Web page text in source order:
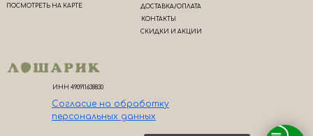
ДОСТАВКА/ОПЛАТА
СКИДКИ И АКЦИИ
КОНТАКТЫ
ПОСМОТРЕТЬ НА КАРТЕ
ИНН 490911638830
Согласие на обработку
персональных данных